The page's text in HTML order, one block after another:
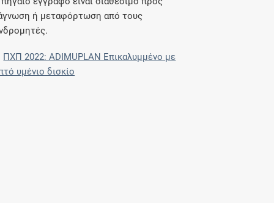
ή μεταφόρτωση από τους
ΠΧΠ 2022: ADIMUPLAN Επικαλυμμένο με
υμένιο δισκίο